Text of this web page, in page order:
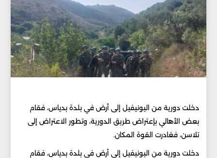
دخلت دورية من اليونيفيل إلى أرض في بلدة بدياس، فقام
بعض الأهالي بإعتراض طريق الدورية، وتطور الاعتراض إلى
تلاسن، فغادرت القوة المكان.
دخلت دورية من اليونيفيل إلى أرض في بلدة بدياس، فقام